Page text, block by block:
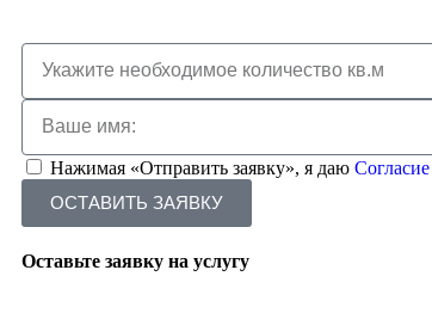
Нажимая «Отправить заявку», я даю
ОСТАВИТЬ ЗАЯВКУ
Оставьте заявку на услугу